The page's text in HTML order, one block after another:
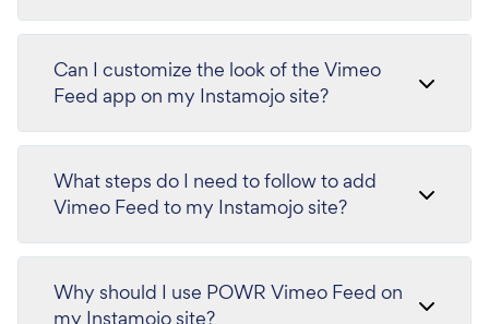
Can I customize the look of the Vimeo
Feed app on my Instamojo site?
What steps do I need to follow to add
Vimeo Feed to my Instamojo site?
Why should I use POWR Vimeo Feed on
my Instamojo site?